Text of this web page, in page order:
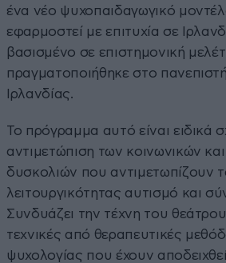
ένα νέο ψυχοπαιδαγωγικό
εφαρμοστεί με επιτυχία σε
βασισμένο σε επιστημονική
πραγματοποιήθηκε στο
Ιρλανδίας.
Το πρόγραμμα αυτό είναι ειδικά
αντιμετώπιση των κοινωνικών
δυσκολιών που αντιμετωπίζουν
λειτουργικότητας αυτισμό και
Συνδυάζει την τέχνη του
τεχνικές από θεραπευτικές
ψυχολογίας που έχουν